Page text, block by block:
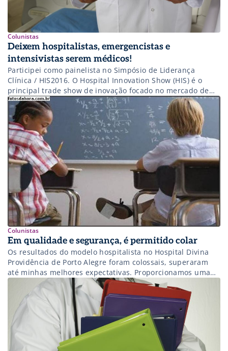
Colunistas
Deixem hospitalistas, emergencistas e
intensivistas serem médicos!
Participei como painelista no Simpósio de Liderança
Clínica / HIS2016. O Hospital Innovation Show (HIS) é o
principal trade show de inovação focado no mercado de
saúde na América Latina. Quando falo de
hospitalistas como “expert convidado” e focado na
questão, talvez iniba a aproximação de algumas pessoas e
certas colocações sobre o tema. Desta vez […]
Colunistas
Em qualidade e segurança, é permitido colar
Os resultados do modelo hospitalista no Hospital Divina
Providência de Porto Alegre foram colossais, superaram
até minhas melhores expectativas. Proporcionamos uma
retumbante redução de média de permanência (vide
detalhes aqui), gerando leitos virtuais, aumento de
produção e ganhos financeiros para a organização.
Beneficiamos também as fontes pagadoras, contaminados
pela filosofia Choosing Wisely. Foi iniciativa protagonizada
[…]